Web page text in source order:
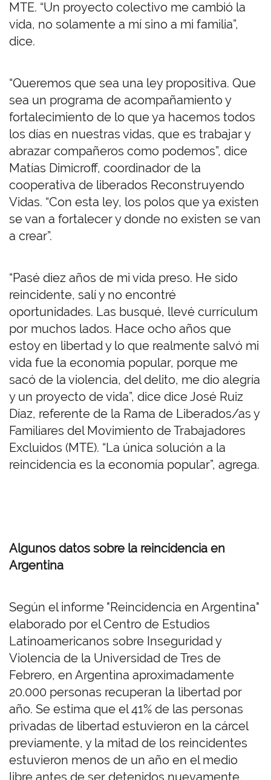
MTE. “Un proyecto colectivo me cambió la
vida, no solamente a mí sino a mi familia”,
dice.
“Queremos que sea una ley propositiva. Que
sea un programa de acompañamiento y
fortalecimiento de lo que ya hacemos todos
los días en nuestras vidas, que es trabajar y
abrazar compañeros como podemos”, dice
Matías Dimicroff, coordinador de la
cooperativa de liberados Reconstruyendo
Vidas. “Con esta ley, los polos que ya existen
se van a fortalecer y donde no existen se van
a crear”.
“Pasé diez años de mi vida preso. He sido
reincidente, salí y no encontré
oportunidades. Las busqué, llevé currículum
por muchos lados. Hace ocho años que
estoy en libertad y lo que realmente salvó mi
vida fue la economía popular, porque me
sacó de la violencia, del delito, me dio alegría
y un proyecto de vida”, dice dice José Ruiz
Díaz, referente de la Rama de Liberados/as y
Familiares del Movimiento de Trabajadores
Excluidos (MTE). “La única solución a la
reincidencia es la economía popular”, agrega.
Algunos datos sobre la reincidencia en
Argentina
Según el informe "Reincidencia en Argentina"
elaborado por el Centro de Estudios
Latinoamericanos sobre Inseguridad y
Violencia de la Universidad de Tres de
Febrero, en Argentina aproximadamente
20.000 personas recuperan la libertad por
año. Se estima que el 41% de las personas
privadas de libertad estuvieron en la cárcel
previamente, y la mitad de los reincidentes
estuvieron menos de un año en el medio
libre antes de ser detenidos nuevamente.